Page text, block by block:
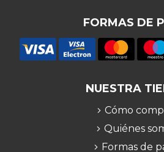
FORMAS DE
NUESTRA
Cómo
Quiénes
Formas de